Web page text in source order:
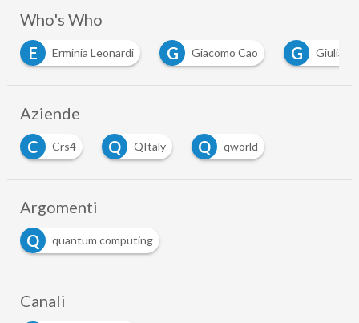
Who's Who
Erminia Leonardi G Giacomo Cao G Giuliana Siddi
Aziende
C
Crs4 Q QItaly Q qworld
Argomenti
Q
quantum computing
Canali